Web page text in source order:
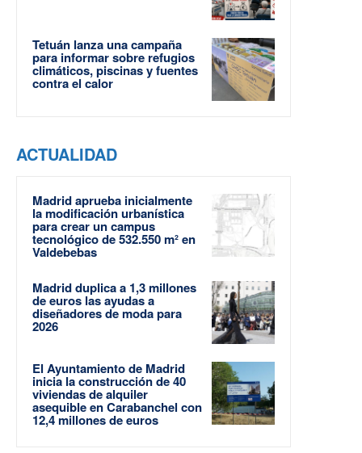
Tetuán lanza una campaña
para informar sobre refugios
climáticos, piscinas y fuentes
contra el calor
ACTUALIDAD
Madrid aprueba inicialmente
la modificación urbanística
para crear un campus
tecnológico de 532.550 m² en
Valdebebas
Madrid duplica a 1,3 millones
de euros las ayudas a
diseñadores de moda para
2026
El Ayuntamiento de Madrid
inicia la construcción de 40
viviendas de alquiler
asequible en Carabanchel con
12,4 millones de euros